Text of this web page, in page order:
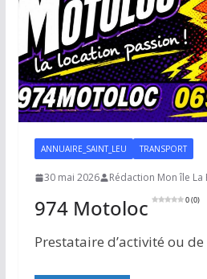
ANNUAIRE_SAINT_LEU TRANSPORT
30 mai 2026 Rédaction Mon île La
974 Motoloc 0 (0)
Prestataire d’activité ou